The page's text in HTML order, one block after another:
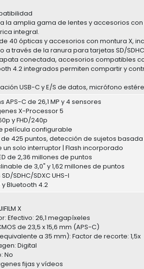
la amplia gama de lentes y accesorios
integral.
40 ópticas y accesorios con montura X,
a través de la ranura para tarjetas SD/
conectada, accesorios compatibles
4.2 integrados permiten compartir y
USB-C y E/S de datos, micrófono
APS-C de 26,1 MP y 4 sensores
X-Processor 5
y FHD/240p
película configurable
425 puntos, detección de sujetos basada
solo interruptor | Flash incorporado
de 2,36 millones de puntos
de 3,0" y 1,62 millones de puntos
SDHC/SDXC UHS-I
Bluetooth 4.2
X
Efectivo: 26,1 megapíxeles
de 23,5 x 15,6 mm (APS-C)
a 35 mm): Factor de recorte: 1,5x
Digital
No
fijas y vídeos